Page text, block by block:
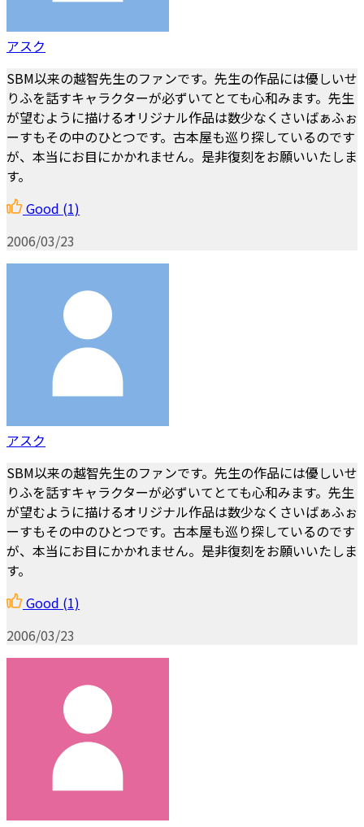
アスク
SBM以来の越智先生のファンです。先生の作品には優しいせ
りふを話すキャラクターが必ずいてとても心和みます。先生
が望むように描けるオリジナル作品は数少なくさいばぁふぉ
ーすもその中のひとつです。古本屋も巡り探しているのです
が、本当にお目にかかれません。是非復刻をお願いいたしま
す。
Good (1)
2006/03/23
アスク
SBM以来の越智先生のファンです。先生の作品には優しいせ
りふを話すキャラクターが必ずいてとても心和みます。先生
が望むように描けるオリジナル作品は数少なくさいばぁふぉ
ーすもその中のひとつです。古本屋も巡り探しているのです
が、本当にお目にかかれません。是非復刻をお願いいたしま
す。
Good (1)
2006/03/23